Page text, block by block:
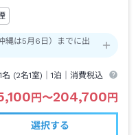
は5月6日）までに出
名 (2名1室)｜1泊 ｜消費税込
円〜204,700円
選択する